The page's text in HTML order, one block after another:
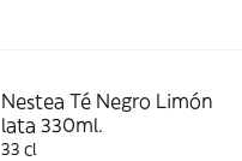
Nestea Té Negro Limón
lata 330ml.
33 cl